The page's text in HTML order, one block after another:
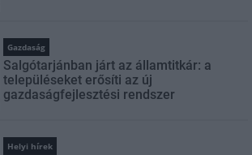
Gazdaság
Salgótarjánban járt az államtitkár: a
településeket erősíti az új
gazdaságfejlesztési rendszer
Helyi hírek